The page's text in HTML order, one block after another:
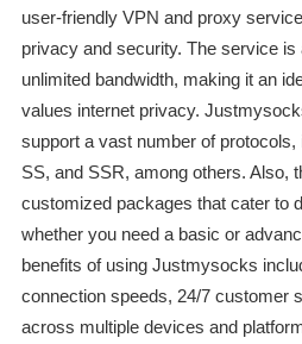
user-friendly VPN and proxy
privacy and security. The service is
unlimited bandwidth, making it an
values internet privacy.
support a vast number of
SS, and SSR, among others. Also,
customized packages that cater to
whether you need a basic or
benefits of using Justmysocks
connection speeds, 24/7 customer
across multiple devices and